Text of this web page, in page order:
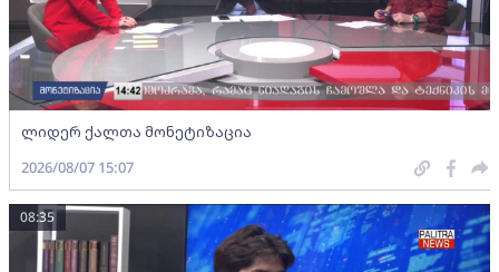
ლიდერ ქალთა მონეტიზაცია
2026/08/07 15:07
08:35